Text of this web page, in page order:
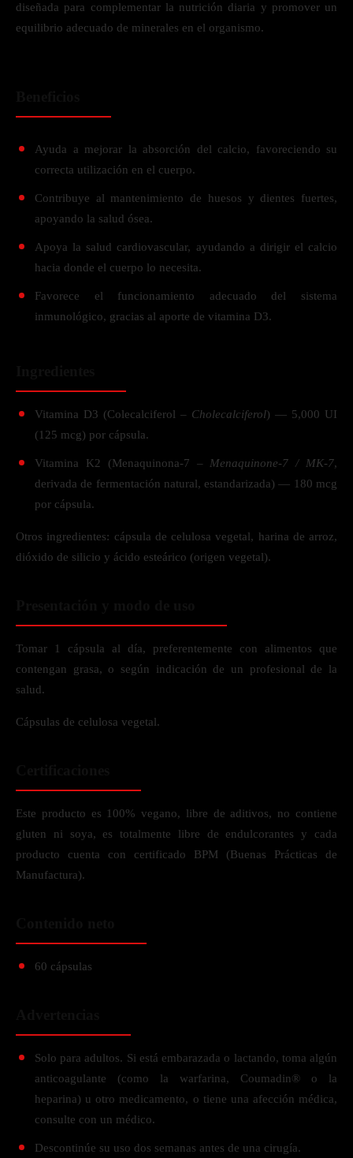
diseñada para complementar la nutrición diaria y promover un
equilibrio adecuado de minerales en el organismo.
Ayuda a mejorar la absorción del calcio, favoreciendo su
correcta utilización en el cuerpo.
Contribuye al mantenimiento de huesos y dientes fuertes,
apoyando la salud ósea.
Apoya la salud cardiovascular, ayudando a dirigir el calcio
hacia donde el cuerpo lo necesita.
Favorece el funcionamiento adecuado del sistema
inmunológico, gracias al aporte de vitamina D3.
Vitamina D3 (Colecalciferol – Cholecalciferol) — 5,000 UI
(125 mcg) por cápsula.
Vitamina K2 (Menaquinona-7 – Menaquinone-7 / MK-7,
derivada de fermentación natural, estandarizada) — 180 mcg
por cápsula.
Otros ingredientes: cápsula de celulosa vegetal, harina de arroz,
dióxido de silicio y ácido esteárico (origen vegetal).
Tomar 1 cápsula al día, preferentemente con alimentos que
contengan grasa, o según indicación de un profesional de la
salud.
Cápsulas de celulosa vegetal.
Este producto es 100% vegano, libre de aditivos, no contiene
gluten ni soya, es totalmente libre de endulcorantes y cada
producto cuenta con certificado BPM (Buenas Prácticas de
Manufactura).
60 cápsulas
Solo para adultos. Si está embarazada o lactando, toma algún
anticoagulante (como la warfarina, Coumadin® o la
heparina) u otro medicamento, o tiene una afección médica,
consulte con un médico.
Descontinúe su uso dos semanas antes de una cirugía.